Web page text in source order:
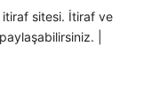
itiraf sitesi. İtiraf ve
|